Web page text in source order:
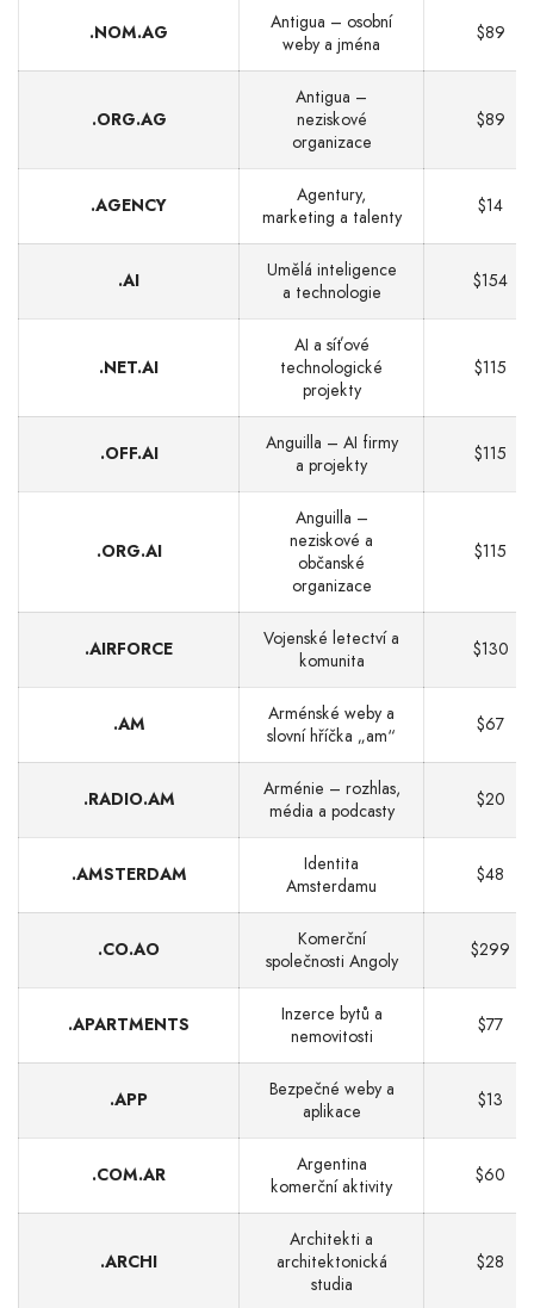
.NOM.AG
Antigua – osobní
weby a jména
$89
.ORG.AG
Antigua –
neziskové
organizace
$89
.AGENCY
Agentury,
marketing a talenty
$14
.AI
Umělá inteligence
a technologie
$154
.NET.AI
AI a síťové
technologické
projekty
$115
.OFF.AI
Anguilla – AI firmy
a projekty
$115
.ORG.AI
Anguilla –
neziskové a
občanské
organizace
$115
.AIRFORCE
Vojenské letectví a
komunita
$130
.AM
Arménské weby a
slovní hříčka „am“
$67
.RADIO.AM
Arménie – rozhlas,
média a podcasty
$20
.AMSTERDAM
Identita
Amsterdamu
$48
.CO.AO
Komerční
společnosti Angoly
$299
.APARTMENTS
Inzerce bytů a
nemovitosti
$77
.APP
Bezpečné weby a
aplikace
$13
.COM.AR
Argentina
komerční aktivity
$60
.ARCHI
Architekti a
architektonická
studia
$28